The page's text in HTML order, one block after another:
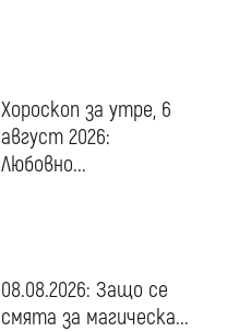
Хороскоп за утре, 6
август 2026:
Любовно...
08.08.2026: Защо се
смята за магическа...